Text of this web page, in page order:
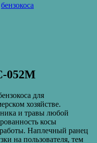
бензокоса
052M
для
хозяйстве.
и травы любой
косы
Наплечный ранец
на пользователя, тем